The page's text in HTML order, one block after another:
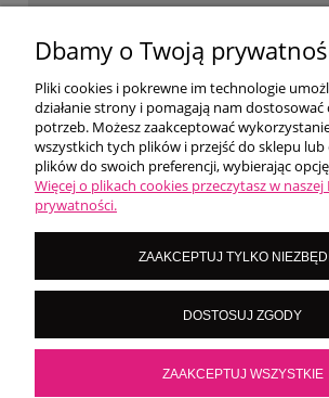
WARUNKI ZAKUPÓW
MOJE KONTO
O NAS
LoversNails Paulina Wiktorowicz | Brzozowa 7,
mazowieckie | NIP:
Kontakt pn - pt: 8:00 - 16:00 |
536 028 532
POKAŻ PEŁNĄ WERSJĘ STRONY
Dbamy o Twoją
Pliki cookies i pokrewne im technologie
działanie strony i pomagają nam
potrzeb. Możesz zaakceptować
wszystkich tych plików i przejść do sklepu
plików do swoich preferencji, wybierając
Więcej o plikach cookies przeczytasz w naszej
prywatności.
ZAAKCEPTUJ TYLKO
DOSTOSUJ ZGODY
ZAAKCEPTUJ WSZYSTKIE